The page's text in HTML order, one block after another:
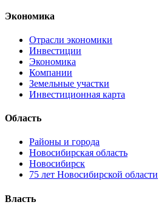
Экономика
Отрасли экономики
Инвестиции
Экономика
Компании
Земельные участки
Инвестиционная карта
Область
Районы и города
Новосибирская область
Новосибирск
75 лет Новосибирской области
Власть